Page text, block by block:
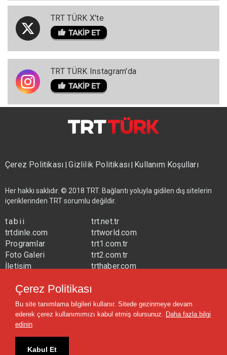
TRT TÜRK X'te
TRT TÜRK Instagram'da
Çerez Politikası|Gizlilik Politikası| Kullanım Koşulları
Her hakkı saklıdır. © 2018 TRT. Bağlantı yoluyla gidilen dış sitelerin
içeriklerinden TRT sorumlu değildir.
tabii
trtdinle.com
Programlar
Foto Galeri
İletişim
trt.net.tr
trtworld.com
trt1.com.tr
trt2.com.tr
trthaber.com
trtavaz.com.tr
trtmuzik.net.tr
trtcocuk.net.tr
Çerez Politikası
Bu site tanımlama bilgileri kullanır. Sitede gezinmeye devam
ederek çerez kullanımımızı kabul etmiş olursunuz. Daha fazla bilgi
edinin
Kabul Et